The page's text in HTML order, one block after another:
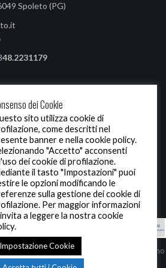
Spoleto (PG)
48.2231179‬
13,00 / 14,30 - 19,00
di infissi ed automezzi, finanziati dal Piano
- Next Appennino
dei Cookie
sito utilizza cookie di
come descritti nel
banner e nella cookie policy.
"Accetto" acconsenti
dei cookie di profilazione.
il tasto "Impostazioni" puoi
le opzioni modificando le
sulla gestione dei cookie di
Per maggior informazioni
a leggere la nostra cookie
Impostazione Cookie